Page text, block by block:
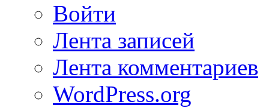
Войти
Лента записей
Лента комментариев
WordPress.org